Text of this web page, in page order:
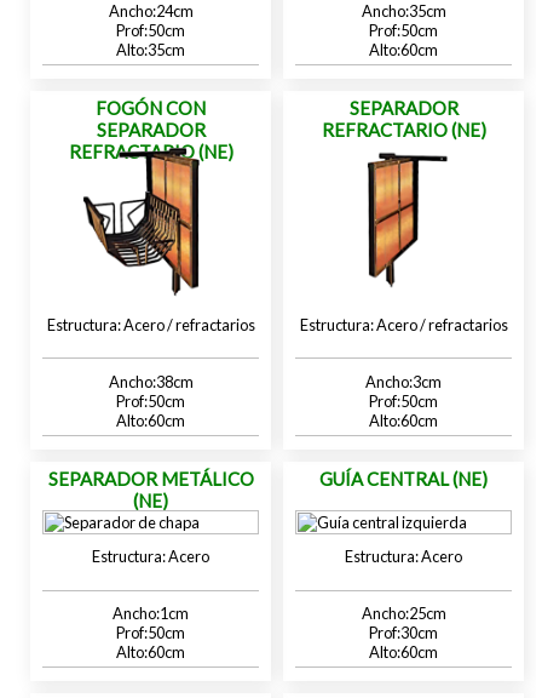
24
50
35
35
50
60
FOGÓN CON
SEPARADOR
REFRACTARIO (NE)
Acero / refractarios
38
50
60
SEPARADOR
REFRACTARIO (NE)
Acero / refractarios
3
50
60
SEPARADOR METÁLICO
(NE)
Acero
1
50
60
GUÍA CENTRAL (NE)
Acero
25
30
60